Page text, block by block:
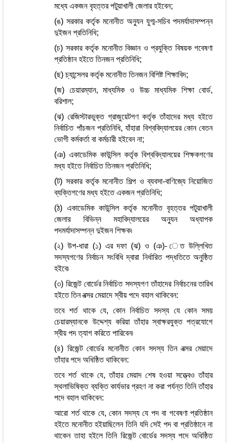
মধ্যে একজন বৃহত্তর পটুয়াখালী জেলার হইবেন;
(ঙ) সরকার কর্তৃক মনোনীত অন্যুন যুগ্ম-সচিব পদমর্যাদাসম্পন্ন
দুইজন প্রতিনিধি;
(চ) সরকার কর্তৃক মনোনীত বিজ্ঞান ও প্রযুক্তি বিষয়ক গবেষণা
প্রতিষ্ঠান হইতে তিনজন প্রতিনিধি;
(ছ) চ্যান্সেলর কর্তৃক মনোনীত তিনজন বিশিষ্ট শিক্ষাবিদ;
(জ) চেয়ারম্যান, মাধ্যমিক ও উচ্চ মাধ্যমিক শিক্ষা বোর্ড,
বরিশাল;
(ঝ) রেজিস্টারভুক্ত গ্রাজুয়েটগণ কর্তৃক তাঁহাদের মধ্য হইতে
নির্বাচিত পাঁচজন প্রতিনিধি, যাঁহারা বিশ্ববিদ্যালয়ের কোন বেতন
ভোগী কর্মকর্তা বা কর্মচারী হইবেন না;
(ঞ) একাডেমিক কাউন্সিল কর্তৃক বিশ্ববিদ্যালয়ের শিক্ষকগণের
মধ্য হইতে নির্বাচিত তিনজন প্রতিনিধি;
(ট) সরকার কর্তৃক মনোনীত শিল্প ও ব্যবসা-বাণিজ্যে নিয়োজিত
ব্যক্তিগণের মধ্য হইতে একজন প্রতিনিধি;
(ঠ) একাডেমিক কাউন্সিল কর্তৃক মনোনীত বৃহত্তর পটুয়াখালী
জেলার বিভিন্ন মহাবিদ্যালয়ের অন্যুন অধ্যাপক
পদমর্যাদাসম্পন্ন দুইজন শিক্ষক৷
(২) উপ-ধারা (১) এর দফা (ঝ) ও (ঞ)- েত উল্লিখিত
সদস্যগণের নির্বাচন সংবিধি দ্বারা নির্ধারিত পদ্ধতিতে অনুষ্ঠিত
হইবে৷
(৩) রিজেন্ট বোর্ডের নির্বাচিত সদস্যগণ তাঁহাদের নির্বাচনের তারিখ
হইতে তিন বত্সর মেয়াদে স্বীয় পদে বহাল থাকিবেন:
তবে শর্ত থাকে যে, কোন নির্বাচিত সদস্য যে কোন সময়
চেয়ারম্যানকে উদ্দেশ্য করিয়া তাঁহার স্বাক্ষরযুক্ত পত্রযোগে
স্বীয় পদ ত্যাগ করিতে পারিবেন৷
(৪) রিজেন্ট বোর্ডের মনোনীত কোন সদস্য তিন বত্সর মেয়াদে
তাঁহার পদে অধিষ্ঠিত থাকিবেন:
তবে শর্ত থাকে যে, তাঁহার মেয়াদ শেষ হওয়া সত্ত্বেও তাঁহার
স্থলাভিষিক্ত ব্যক্তি কার্যভার গ্রহণ না করা পর্যন্ত তিনি তাঁহার
পদে বহাল থাকিবেন:
আরো শর্ত থাকে যে, কোন সদস্য যে পদ বা গবেষণা প্রতিষ্ঠান
হইতে মনোনীত হইয়াছিলেন তিনি যদি সেই পদ বা প্রতিষ্ঠানে না
থাকেন তাহা হইলে তিনি রিজেন্ট বোর্ডের সদস্য পদে অধিষ্ঠিত